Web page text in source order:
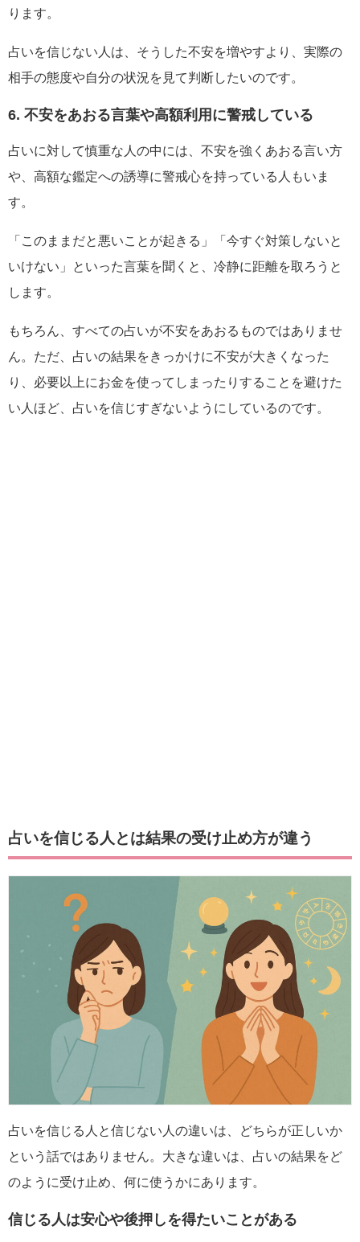
ります。
占いを信じない人は、そうした不安を増やすより、実際の
相手の態度や自分の状況を見て判断したいのです。
6. 不安をあおる言葉や高額利用に警戒している
占いに対して慎重な人の中には、不安を強くあおる言い方
や、高額な鑑定への誘導に警戒心を持っている人もいま
す。
「このままだと悪いことが起きる」「今すぐ対策しないと
いけない」といった言葉を聞くと、冷静に距離を取ろうと
します。
もちろん、すべての占いが不安をあおるものではありませ
ん。ただ、占いの結果をきっかけに不安が大きくなった
り、必要以上にお金を使ってしまったりすることを避けた
い人ほど、占いを信じすぎないようにしているのです。
占いを信じる人とは結果の受け止め方が違う
占いを信じる人と信じない人の違いは、どちらが正しいか
という話ではありません。大きな違いは、占いの結果をど
のように受け止め、何に使うかにあります。
信じる人は安心や後押しを得たいことがある